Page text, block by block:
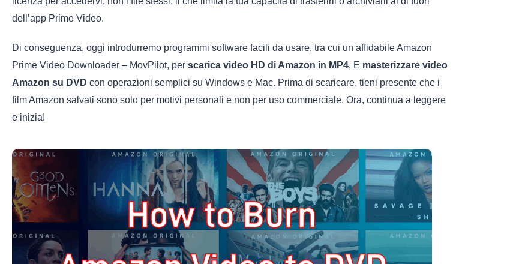
dell’app Prime Video.
Di conseguenza, oggi introdurremo programmi software facili da usare, tra cui un affidabile Amazon
Prime Video Downloader – MovPilot, per scarica video HD di Amazon in MP4, E masterizzare video
Amazon su DVD con operazioni semplici su Windows e Mac. Prima di scaricare, tieni presente che i
film Amazon salvati sono solo per motivi personali e non per uso commerciale. Ora, continua a leggere
e inizia!